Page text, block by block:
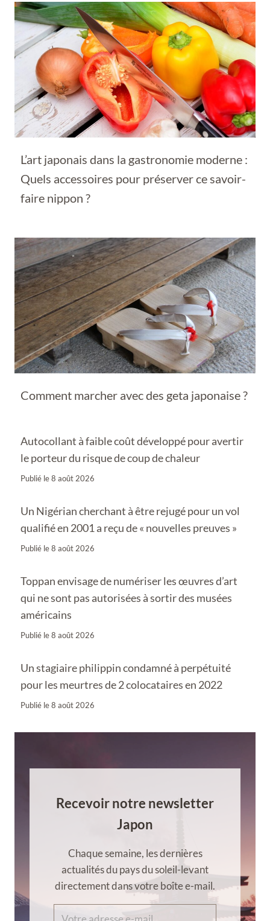
L’art japonais dans la gastronomie moderne :
Quels accessoires pour préserver ce savoir-
faire nippon ?
Comment marcher avec des geta japonaise ?
Autocollant à faible coût développé pour avertir
le porteur du risque de coup de chaleur
Publié le8 août 2026
Un Nigérian cherchant à être rejugé pour un vol
qualifié en 2001 a reçu de « nouvelles preuves »
Publié le8 août 2026
Toppan envisage de numériser les œuvres d’art
qui ne sont pas autorisées à sortir des musées
américains
Publié le8 août 2026
Un stagiaire philippin condamné à perpétuité
pour les meurtres de 2 colocataires en 2022
Publié le8 août 2026
Recevoir notre newsletter
Japon
Chaque semaine, les dernières
actualités du pays du soleil-levant
directement dans votre boîte e-mail.